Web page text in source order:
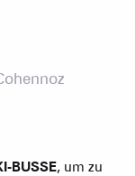
BUSSE, um zu